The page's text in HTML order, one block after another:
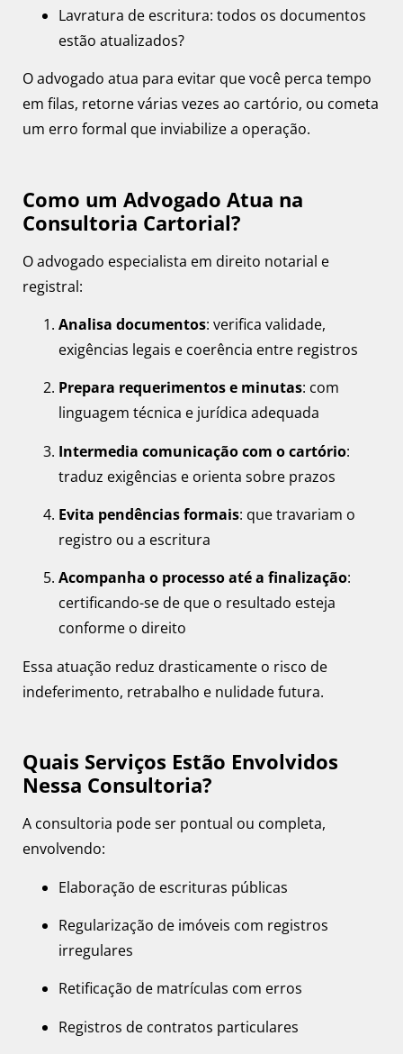
Lavratura de escritura: todos os documentos
estão atualizados?
O advogado atua para evitar que você perca tempo
em filas, retorne várias vezes ao cartório, ou cometa
um erro formal que inviabilize a operação.
Como um Advogado Atua na
Consultoria Cartorial?
O advogado especialista em direito notarial e
registral:
Analisa documentos: verifica validade,
exigências legais e coerência entre registros
Prepara requerimentos e minutas: com
linguagem técnica e jurídica adequada
Intermedia comunicação com o cartório:
traduz exigências e orienta sobre prazos
Evita pendências formais: que travariam o
registro ou a escritura
Acompanha o processo até a finalização:
certificando-se de que o resultado esteja
conforme o direito
Essa atuação reduz drasticamente o risco de
indeferimento, retrabalho e nulidade futura.
Quais Serviços Estão Envolvidos
Nessa Consultoria?
A consultoria pode ser pontual ou completa,
envolvendo:
Elaboração de escrituras públicas
Regularização de imóveis com registros
irregulares
Retificação de matrículas com erros
Registros de contratos particulares